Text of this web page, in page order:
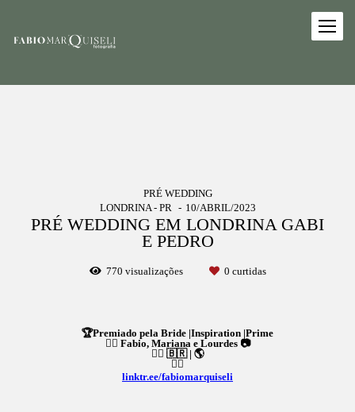
PRÉ WEDDING
LONDRINA - PR
10/ABRIL/2023
PRÉ WEDDING EM LONDRINA GABI
E PEDRO
770 visualizações 0 curtidas
🏆Premiado pela Bride |Inspiration |Prime
👉🏻 Fabio, Mariana e Lourdes 📷
👉🏻 🇧🇷 | 🌎
👇🏻
linktr.ee/fabiomarquiseli